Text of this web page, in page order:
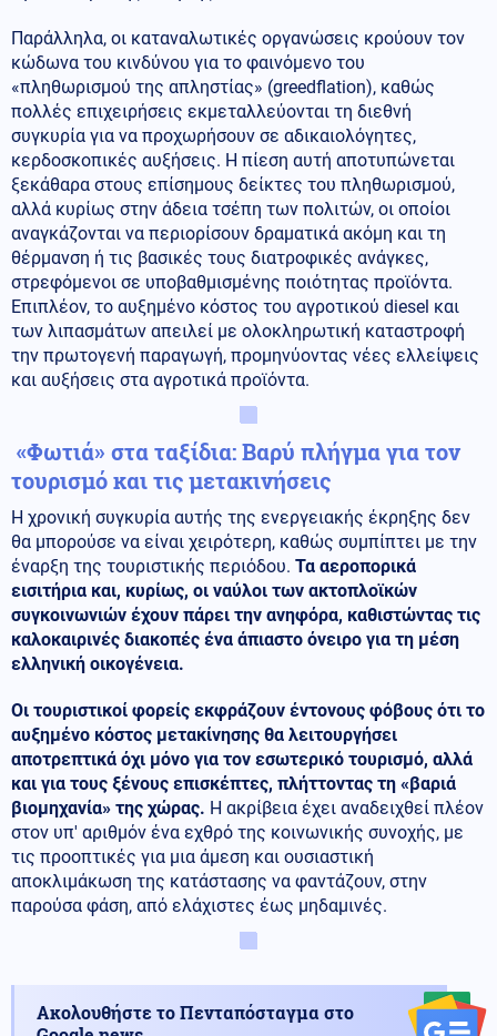
Παράλληλα, οι καταναλωτικές οργανώσεις κρούουν τον
κώδωνα του κινδύνου για το φαινόμενο του
«πληθωρισμού της απληστίας» (greedflation), καθώς
πολλές επιχειρήσεις εκμεταλλεύονται τη διεθνή
συγκυρία για να προχωρήσουν σε αδικαιολόγητες,
κερδοσκοπικές αυξήσεις. Η πίεση αυτή αποτυπώνεται
ξεκάθαρα στους επίσημους δείκτες του πληθωρισμού,
αλλά κυρίως στην άδεια τσέπη των πολιτών, οι οποίοι
αναγκάζονται να περιορίσουν δραματικά ακόμη και τη
θέρμανση ή τις βασικές τους διατροφικές ανάγκες,
στρεφόμενοι σε υποβαθμισμένης ποιότητας προϊόντα.
Επιπλέον, το αυξημένο κόστος του αγροτικού diesel και
των λιπασμάτων απειλεί με ολοκληρωτική καταστροφή
την πρωτογενή παραγωγή, προμηνύοντας νέες ελλείψεις
και αυξήσεις στα αγροτικά προϊόντα.
«Φωτιά» στα ταξίδια: Βαρύ πλήγμα για τον
τουρισμό και τις μετακινήσεις
Η χρονική συγκυρία αυτής της ενεργειακής έκρηξης δεν
θα μπορούσε να είναι χειρότερη, καθώς συμπίπτει με την
έναρξη της τουριστικής περιόδου. Τα αεροπορικά
εισιτήρια και, κυρίως, οι ναύλοι των ακτοπλοϊκών
συγκοινωνιών έχουν πάρει την ανηφόρα, καθιστώντας τις
καλοκαιρινές διακοπές ένα άπιαστο όνειρο για τη μέση
ελληνική οικογένεια.
Οι τουριστικοί φορείς εκφράζουν έντονους φόβους ότι το
αυξημένο κόστος μετακίνησης θα λειτουργήσει
αποτρεπτικά όχι μόνο για τον εσωτερικό τουρισμό, αλλά
και για τους ξένους επισκέπτες, πλήττοντας τη «βαριά
βιομηχανία» της χώρας. Η ακρίβεια έχει αναδειχθεί πλέον
στον υπ' αριθμόν ένα εχθρό της κοινωνικής συνοχής, με
τις προοπτικές για μια άμεση και ουσιαστική
αποκλιμάκωση της κατάστασης να φαντάζουν, στην
παρούσα φάση, από ελάχιστες έως μηδαμινές.
Ακολουθήστε το Πενταπόσταγμα στο